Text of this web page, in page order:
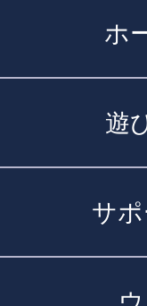
ホ
遊
サポ